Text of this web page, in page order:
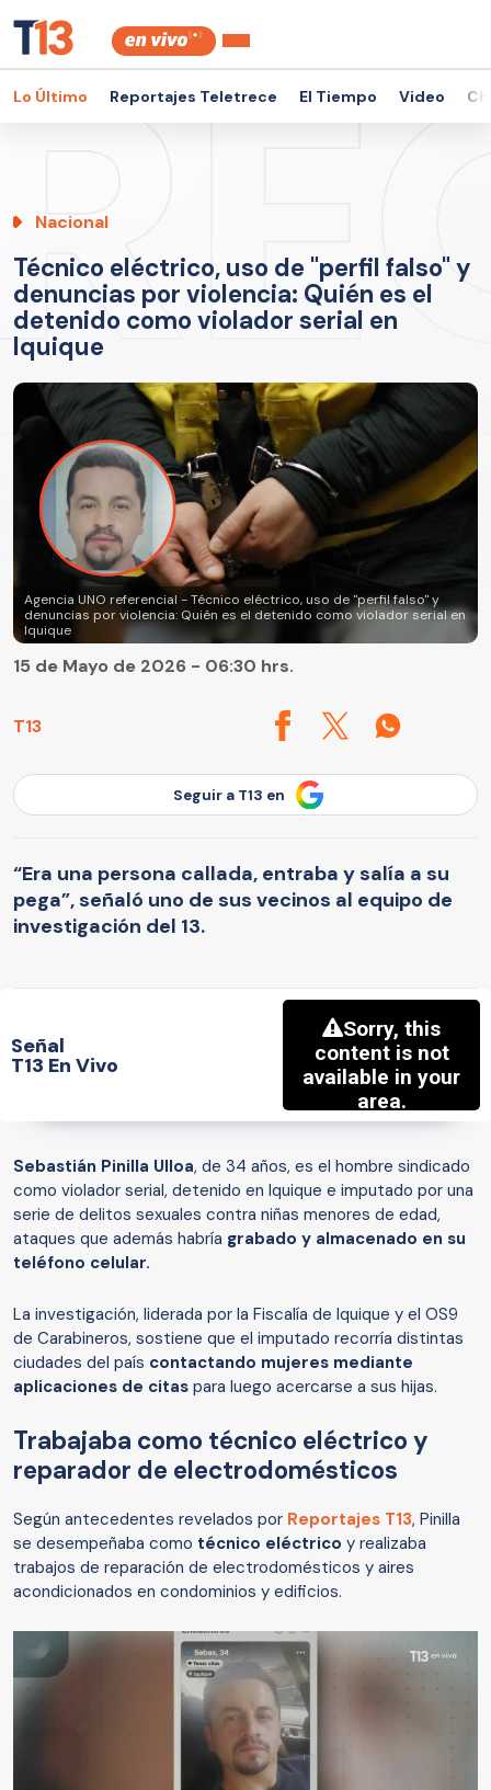
Lo Último Reportajes Teletrece El Tiempo Video
Nacional
Técnico eléctrico, uso de "perfil falso" y
denuncias por violencia: Quién es el
detenido como violador serial en
Iquique
Agencia UNO referencial - Técnico eléctrico, uso de "perfil falso" y
denuncias por violencia: Quién es el detenido como violador serial en
Iquique
T13
15 de Mayo de 2026 - 06:30 hrs.
Seguir a T13 en
“Era una persona callada, entraba y salía a su
pega”, señaló uno de sus vecinos al equipo de
investigación del 13.
Señal
T13 En Vivo
Sebastián Pinilla Ulloa, de 34 años, es el hombre sindicado
como violador serial, detenido en Iquique e imputado por una
serie de delitos sexuales contra niñas menores de edad,
ataques que además habría grabado y almacenado en su
teléfono celular.
La investigación, liderada por la Fiscalía de Iquique y el OS9
de Carabineros, sostiene que el imputado recorría distintas
ciudades del país contactando mujeres mediante
aplicaciones de citas para luego acercarse a sus hijas.
Trabajaba como técnico eléctrico y
reparador de electrodomésticos
Según antecedentes revelados por Reportajes T13, Pinilla
se desempeñaba como técnico eléctrico y realizaba
trabajos de reparación de electrodomésticos y aires
acondicionados en condominios y edificios.